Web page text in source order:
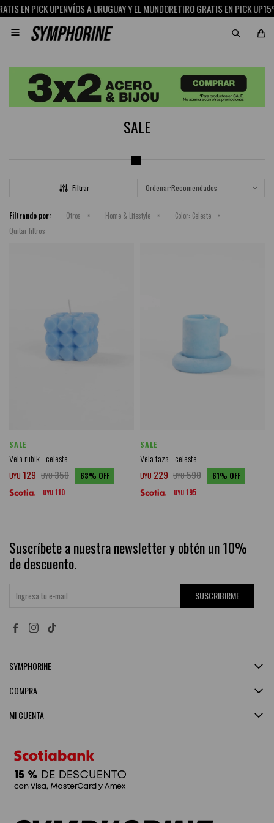
EN PICK UPENVÍOS A URUGUAY Y EL MUNDORETIRO GRATIS EN PICK UP

SALE
Recomendados
Filtrando por: Otros Home & Lifestyle Color: Celeste
Quitar filtros
SALE
Vela rubik - celeste
UYU 129 UYU350 63
UYU 110
SALE
Vela taza - celeste
UYU 229 UYU590 61
UYU 195
Suscríbete a nuestra newsletter y obtén un 10%
de descuento.
SUSCRIBIRME
 
SYMPHORINE
MI CUENTA
COMPRA